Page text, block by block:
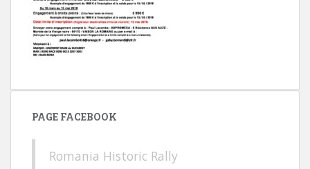
PAGE FACEBOOK
Romania Historic Rally